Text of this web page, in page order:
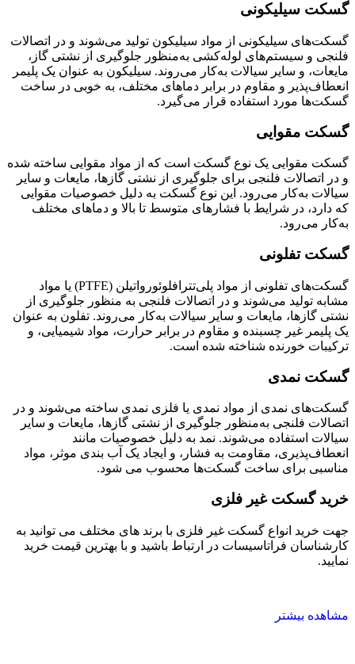
گسکت سیلیکونی
گسکت‌های سیلیکونی از مواد سیلیکون تولید می‌شوند و در اتصالات
فلنجی و سیستم‌های لوله‌کشی به‌منظور جلوگیری از نشتی گاز،
مایعات، و سایر سیالات به‌کار می‌روند. سیلیکون به عنوان یک پلیمر
انعطاف‌پذیر و مقاوم در برابر دماهای مختلف، به خوبی در ساخت
گسکت‌ها مورد استفاده قرار می‌گیرد.
گسکت مقوایی
گسکت مقوایی یک نوع گسکت است که از مواد مقوایی ساخته شده
و در اتصالات فلنجی برای جلوگیری از نشتی گازها، مایعات و سایر
سیالات به‌کار می‌رود. این نوع گسکت به دلیل خصوصیات مقوایی
که دارد، در شرایط با فشارهای متوسط تا بالا و دماهای مختلف
به‌کار می‌رود.
گسکت تفلونی
گسکت‌های تفلونی از مواد پلی‌تترافلوئورواتیلن (PTFE) یا مواد
مشابه تولید می‌شوند و در اتصالات فلنجی به منظور جلوگیری از
نشتی گازها، مایعات و سایر سیالات به‌کار می‌روند. تفلون به عنوان
یک پلیمر غیر چسبنده و مقاوم در برابر حرارت، مواد شیمیایی، و
ترکیبات خورنده شناخته شده است.
گسکت نمدی
گسکت‌های نمدی از مواد نمدی یا فلزی نمدی ساخته می‌شوند و در
اتصالات فلنجی به‌منظور جلوگیری از نشتی گازها، مایعات و سایر
سیالات استفاده می‌شوند. نمد به دلیل خصوصیات مانند
انعطاف‌پذیری، مقاومت به فشار، و ایجاد یک آب بندی موثر، مواد
مناسبی برای ساخت گسکت‌ها محسوب می شود.
خرید گسکت غیر فلزی
جهت خرید انواع گسکت غیر فلزی با برند های مختلف می توانید به
کارشناسان فراتاسیسات در ارتباط باشید و با بهترین قیمت خرید
نمایید.
مشاهده بیشتر